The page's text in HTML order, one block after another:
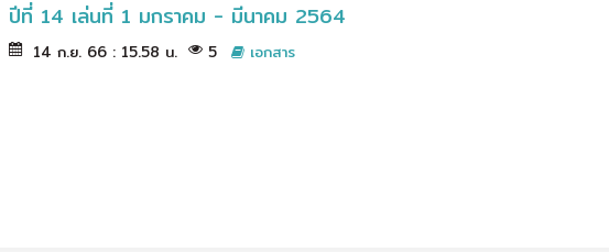
ปีที่ 14 เล่นที่ 1 มกราคม - มีนาคม 2564
14 ก.ย. 66 : 15.58 น. 5 เอกสาร